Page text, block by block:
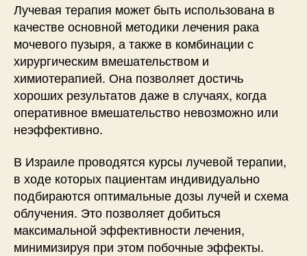
Лучевая терапия может быть использована в
качестве основной методики лечения рака
мочевого пузыря, а также в комбинации с
хирургическим вмешательством и
химиотерапией. Она позволяет достичь
хороших результатов даже в случаях, когда
оперативное вмешательство невозможно или
неэффективно.
В Израиле проводятся курсы лучевой терапии,
в ходе которых пациентам индивидуально
подбираются оптимальные дозы лучей и схема
облучения. Это позволяет добиться
максимальной эффективности лечения,
минимизируя при этом побочные эффекты.